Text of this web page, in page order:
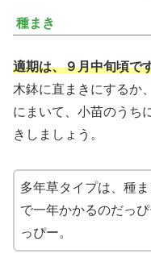
種まき
適期は、９月中旬頃で
木鉢に直まきにするか
にまいて、小苗のうち
きしましょう。
多年草タイプは、種
で一年かかるのだっ
っぴー。